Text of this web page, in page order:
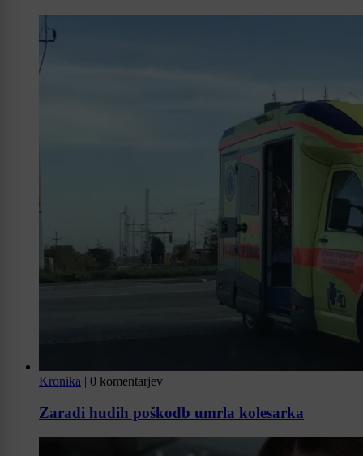
Kronika | 0 komentarjev
Zaradi hudih poškodb umrla kolesarka